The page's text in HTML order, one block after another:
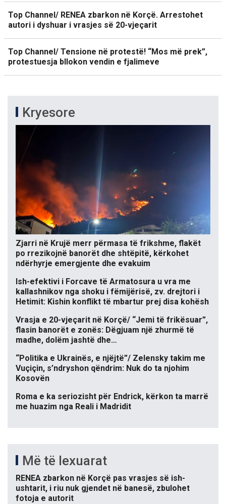
Top Channel/ RENEA zbarkon në Korçë. Arrestohet
autori i dyshuar i vrasjes së 20-vjeçarit
Top Channel/ Tensione në protestë! “Mos më prek”,
protestuesja bllokon vendin e fjalimeve
Kryesore
Zjarri në Krujë merr përmasa të frikshme, flakët
po rrezikojnë banorët dhe shtëpitë, kërkohet
ndërhyrje emergjente dhe evakuim
Ish-efektivi i Forcave të Armatosura u vra me
kallashnikov nga shoku i fëmijërisë, zv. drejtori i
Hetimit: Kishin konflikt të mbartur prej disa kohësh
Vrasja e 20-vjeçarit në Korçë/ “Jemi të frikësuar”,
flasin banorët e zonës: Dëgjuam një zhurmë të
madhe, dolëm jashtë dhe…
“Politika e Ukrainës, e njëjtë”/ Zelensky takim me
Vuçiçin, s’ndryshon qëndrim: Nuk do ta njohim
Kosovën
Roma e ka seriozisht për Endrick, kërkon ta marrë
me huazim nga Reali i Madridit
Më të lexuarat
RENEA zbarkon në Korçë pas vrasjes së ish-
ushtarit, i riu nuk gjendet në banesë, zbulohet
fotoja e autorit